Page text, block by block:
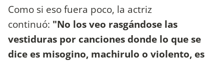
Como si eso fuera poco, la actriz
continuó: "No los veo rasgándose las
vestiduras por canciones donde lo que se
dice es misogino, machirulo o violento, es